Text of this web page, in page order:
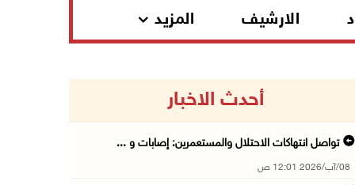
الارشيف المزيد
أحدث الاخبار
تواصل انتهاكات الاحتلال والمستعمرين: إصابات و ...
08/آب/2026 12:01 ص